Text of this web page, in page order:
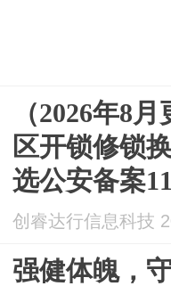
（2026年8
区开锁修锁
选公安备案
创睿达行信息科技
强健体魄，